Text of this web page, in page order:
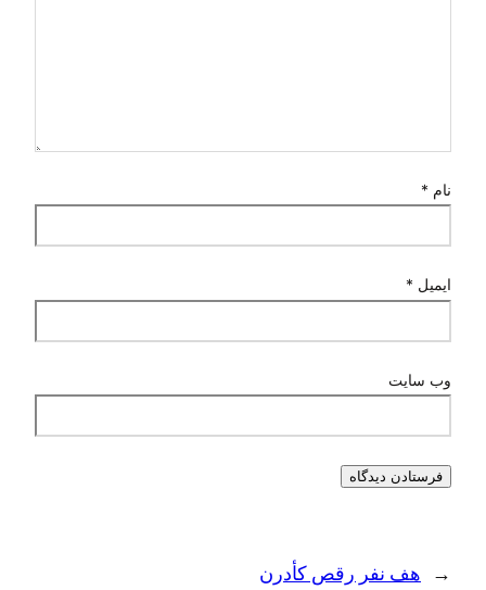
نام *
ایمیل *
وب‌ سایت
←
هف نفر رقص کأدرن